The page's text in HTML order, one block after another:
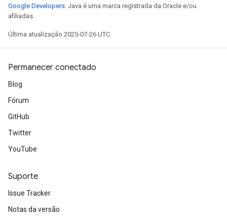
Google Developers. Java é uma marca registrada da Oracle e/ou
afiliadas.
Última atualização 2025-07-26 UTC.
Permanecer conectado
Blog
Fórum
GitHub
Twitter
YouTube
Suporte
Issue Tracker
Notas da versão